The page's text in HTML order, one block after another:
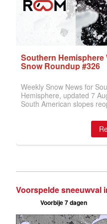
Voorspelde sneeuwval
Voorbije 7 dagen